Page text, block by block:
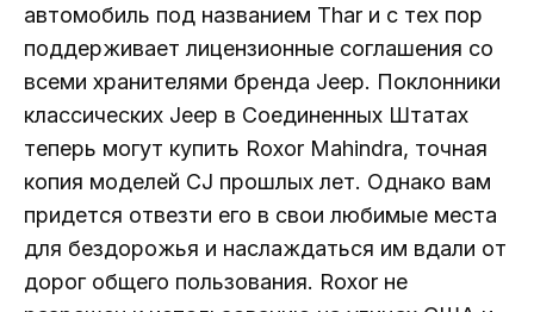
автомобиль под названием Thar и с тех пор
поддерживает лицензионные соглашения со
всеми хранителями бренда Jeep. Поклонники
классических Jeep в Соединенных Штатах
теперь могут купить Roxor Mahindra, точная
копия моделей CJ прошлых лет. Однако вам
придется отвезти его в свои любимые места
для бездорожья и наслаждаться им вдали от
дорог общего пользования. Roxor не